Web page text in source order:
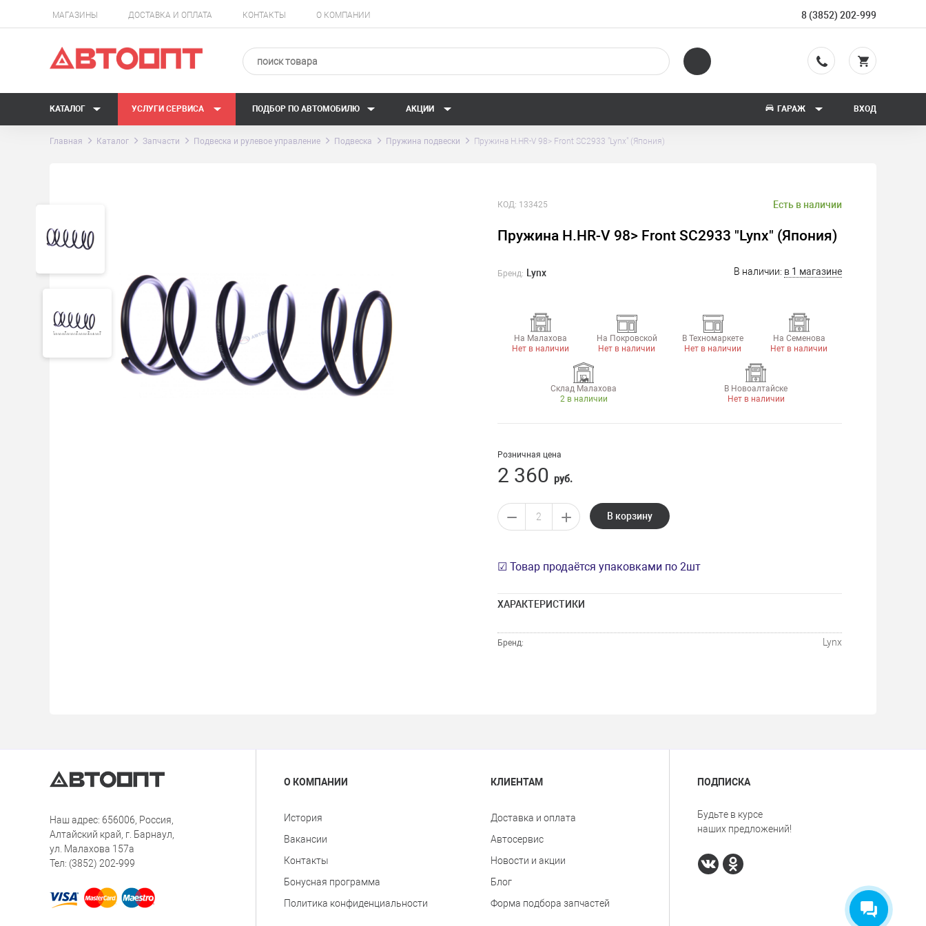
МАГАЗИНЫ ДОСТАВКА И ОПЛАТА КОНТАКТЫ О КОМПАНИИ 8 (3852) 202-999
КАТАЛОГ УСЛУГИ СЕРВИСА ПОДБОР ПО АВТОМОБИЛЮ АКЦИИ ГАРАЖ ВХОД
Главная Каталог Запчасти Подвеска и рулевое управление Подвеска Пружина подвески Пружина H.HR-V 98> Front SC2933 "Lynx" (Япония)
КОД: 133425 Есть в наличии
Пружина H.HR-V 98> Front SC2933 "Lynx" (Япония)
Бренд: Lynx В наличии: в 1 магазине
На Малахова
Нет в наличии
На Покровской
Нет в наличии
В Техномаркете
Нет в наличии
На Семенова
Нет в наличии
Склад Малахова
2 в наличии
В Новоалтайске
Нет в наличии
Розничная цена
2 360 руб.
В корзину
☑ Товар продаётся упаковками по 2шт
ХАРАКТЕРИСТИКИ
Бренд: Lynx
Наш адрес: 656006, Россия,
Алтайский край, г. Барнаул,
ул. Малахова 157а
Тел: (3852) 202-999
О КОМПАНИИ
История
Вакансии
Контакты
Бонусная программа
Политика конфиденциальности
КЛИЕНТАМ
Доставка и оплата
Автосервис
Новости и акции
Блог
Форма подбора запчастей
ПОДПИСКА
Будьте в курсе
наших предложений!